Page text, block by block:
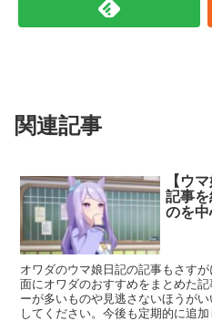
関連記事
【ウ
記事
のを
オワダのウマ娘日記の記事もさす
面にオワダのおすすめをまとめた
ーが多いものや見逃さないほうが
してください。今後も定期的に追加